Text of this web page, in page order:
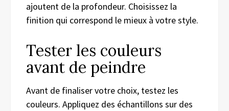
ajoutent de la profondeur. Choisissez la
finition qui correspond le mieux à votre style.
Tester les couleurs
avant de peindre
Avant de finaliser votre choix, testez les
couleurs. Appliquez des échantillons sur des